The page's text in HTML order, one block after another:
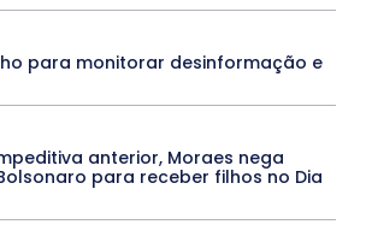
Espírito Santo ESPORTE
ESTÁGIO
Febre Oropouche
FILMES
Goiás
JUDICIÁRIO LITERATURA
Maranhão
Mato Grosso
Mato Grosso do Sul
Plantonista Opinião Oropouche
Pará
para monitorar desinformação e
anterior, Moraes nega
para receber filhos no Dia